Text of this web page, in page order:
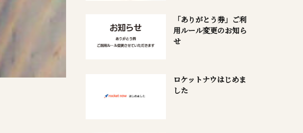
「ありがとう券」ご利
用ルール変更のお知ら
せ
ロケットナウはじめま
した